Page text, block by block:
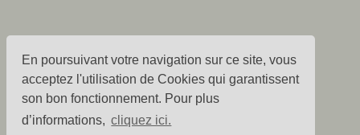
En poursuivant votre navigation sur ce site, vous
acceptez l'utilisation de Cookies qui garantissent
son bon fonctionnement. Pour plus
d’informations, cliquez ici.